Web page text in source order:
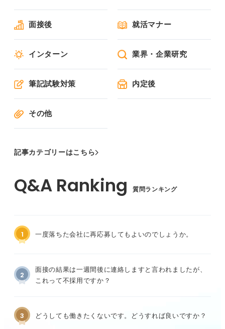
面接後 就活マナー
インターン 業界・企業研究
筆記試験対策 内定後
その他
記事カテゴリーはこちら
質問ランキング
1 一度落ちた会社に再応募してもよいのでしょうか。
2
面接の結果は一週間後に連絡しますと言われましたが、
これって不採用ですか？
3 どうしても働きたくないです。どうすれば良いですか？